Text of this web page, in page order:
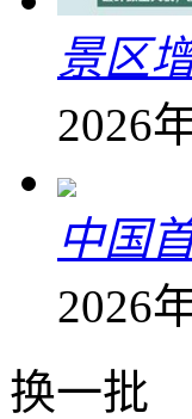
景区
2026
中国
2026
换一批